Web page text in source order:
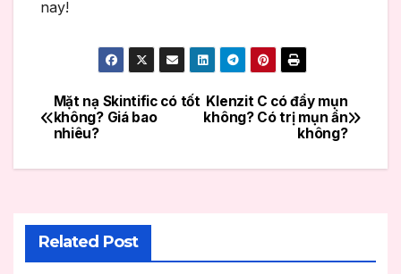
nay!
Điều
hướng
viết
Klenzit C có đẩy mụn
không? Có trị mụn ẩn
không?
Mặt nạ Skintific có tốt
không? Giá bao
nhiêu?
Related Post